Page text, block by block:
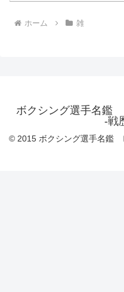
ホーム 雑
ボクシング選手名鑑
-戦
© 2015 ボクシング選手名鑑